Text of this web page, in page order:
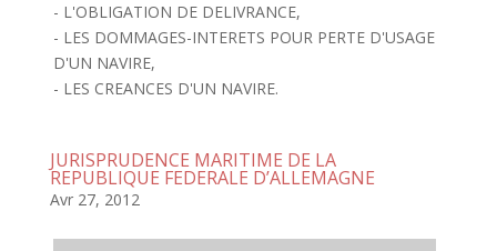
- L'OBLIGATION DE DELIVRANCE,
- LES DOMMAGES-INTERETS POUR PERTE D'USAGE
D'UN NAVIRE,
- LES CREANCES D'UN NAVIRE.
JURISPRUDENCE MARITIME DE LA
REPUBLIQUE FEDERALE D’ALLEMAGNE
Avr 27, 2012